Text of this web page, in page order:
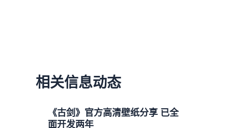
相关信息动态
《古剑》官方高清壁纸分享 已全
面开发两年